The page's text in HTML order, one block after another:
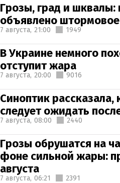
Грозы, град и шквалы:
объявлено
7 августа, 21:00 1949
В Украине немного
отступит жара
7 августа, 20:00 9016
Синоптик рассказала,
следует ожидать
7 августа, 08:00 2440
Грозы обрушатся на
фоне сильной жары:
августа
7 августа, 06:21 2391